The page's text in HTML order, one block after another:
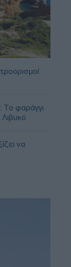
Το φαράγγι
να